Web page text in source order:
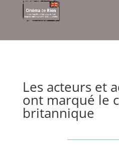
Les acteurs et
ont marqué le
britannique